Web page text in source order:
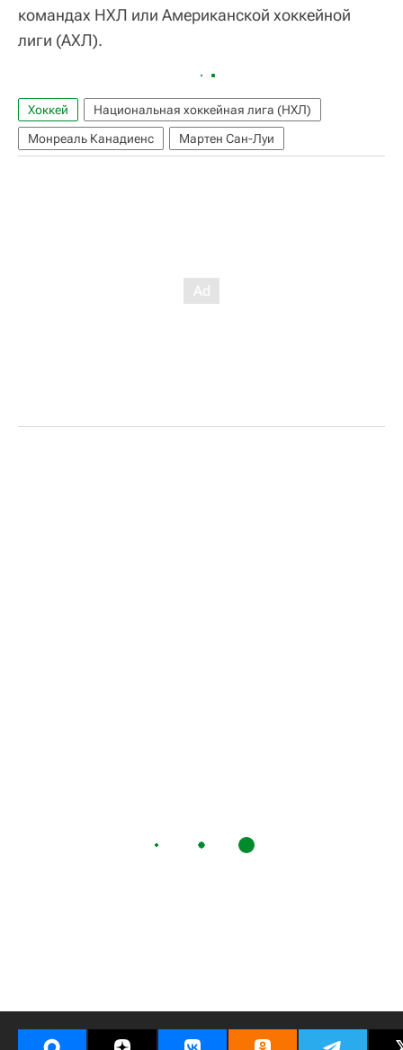
командах НХЛ или Американской хоккейной
лиги (АХЛ).
Хоккей
Национальная хоккейная лига (НХЛ)
Монреаль Канадиенс
Мартен Сан-Луи